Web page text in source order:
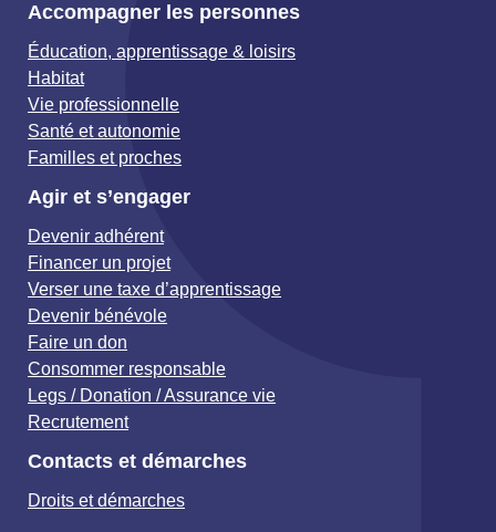
Accompagner les personnes
Éducation, apprentissage & loisirs
Habitat
Vie professionnelle
Santé et autonomie
Familles et proches
Agir et s’engager
Devenir adhérent
Financer un projet
Verser une taxe d’apprentissage
Devenir bénévole
Faire un don
Consommer responsable
Legs / Donation / Assurance vie
Recrutement
Contacts et démarches
Droits et démarches